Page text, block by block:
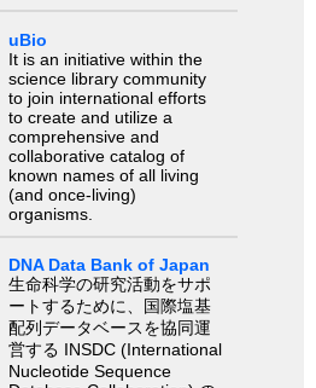
uBio
It is an initiative within the
science library community
to join international efforts
to create and utilize a
comprehensive and
collaborative catalog of
known names of all living
(and once-living)
organisms.
DNA Data Bank of Japan
生命科学の研究活動をサポ
ートするために、国際塩基
配列データベースを協同運
営する INSDC (International
Nucleotide Sequence